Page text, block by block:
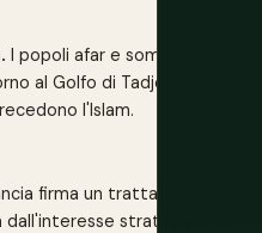
I popoli afar e somali Issa
al Golfo di Tadjoura; reti
l'Islam.
firma un trattato con il
strategico per